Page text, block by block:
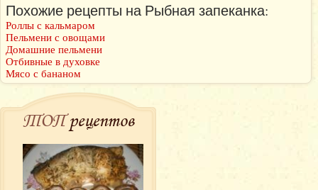
Похожие рецепты на Рыбная запеканка:
Роллы с кальмаром
Пельмени с овощами
Домашние пельмени
Отбивные в духовке
Мясо с бананом
ТОПрецептов